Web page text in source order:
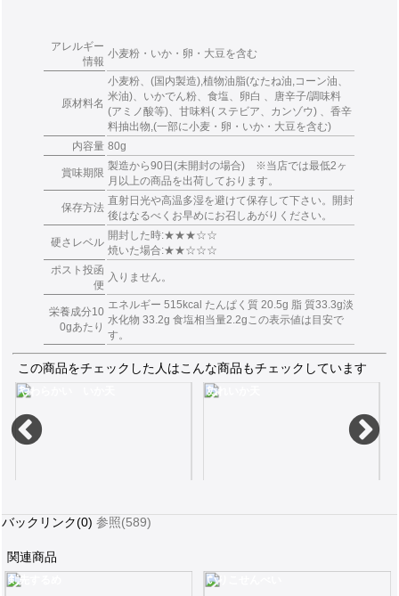
アレルギー
情報
小麦粉・いか・卵・大豆を含む
原材料名
小麦粉、(国内製造),植物油脂(なたね油,コーン油、
米油)、いかでん粉、食塩、卵白 、唐辛子/調味料
(アミノ酸等)、甘味料( ステビア、カンゾウ) 、香辛
料抽出物,(一部に小麦・卵・いか・大豆を含む)
内容量 80g
賞味期限
製造から90日(未開封の場合) ※当店では最低2ヶ
月以上の商品を出荷しております。
保存方法
直射日光や高温多湿を避けて保存して下さい。開封
後はなるべくお早めにお召しあがりください。
硬さレベル
開封した時:★★★☆☆
焼いた場合:★★☆☆☆
ポスト投函
便
入りません。
栄養成分10
0gあたり
エネルギー 515kcal たんぱく質 20.5g 脂 質33.3g淡
水化物 33.2g 食塩相当量2.2gこの表示値は目安で
す。
この商品をチェックした人はこんな商品もチェックしています
やわらかい いか天 ぬれいか天
バックリンク(0) 参照(589)
関連商品
剣先するめ いりこせんべい